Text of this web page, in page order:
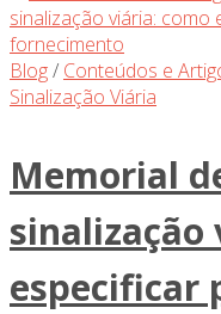
Blog/ Conteúdos e
Sinalização Viária
Memorial
sinalização
especificar